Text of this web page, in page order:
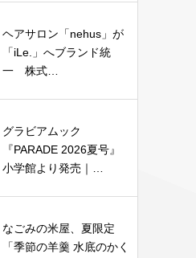
ヘアサロン「nehus」が
「iLe.」へブランド統
一 株式…
グラビアムック
『PARADE 2026夏号』
小学館より発売｜…
なごみの米屋、夏限定
「季節の羊羹 水底のかく